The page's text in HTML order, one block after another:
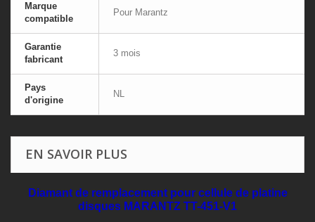
Marque
compatible
Pour Marantz
Garantie
fabricant
3 mois
Pays
d'origine
NL
EN SAVOIR PLUS
Diamant de remplacement pour cellule de platine
disques MARANTZ TT-451-V1